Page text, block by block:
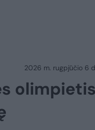
2026 m. rugpjūčio 6